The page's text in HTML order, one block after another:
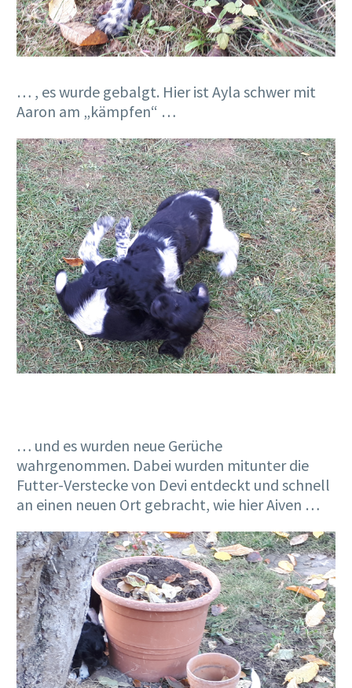
… , es wurde gebalgt. Hier ist Ayla schwer mit
Aaron am „kämpfen“ …
… und es wurden neue Gerüche
wahrgenommen. Dabei wurden mitunter die
Futter-Verstecke von Devi entdeckt und schnell
an einen neuen Ort gebracht, wie hier Aiven …